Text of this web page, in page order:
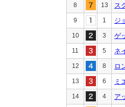
8 13 ス
9 1 ジ
10 3 ゲ
11 5 ネ
12 8 ロ
13 6 ミ
14 4 ア